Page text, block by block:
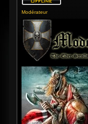
Modérateur